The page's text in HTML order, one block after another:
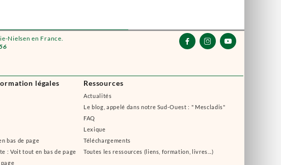
Nielsen en France.
légales
bas de page
: Voit tout en bas de page
Ressources
Actualités
Le blog, appelé dans notre Sud-Ouest : " Mescladis"
FAQ
Lexique
Téléchargements
Toutes les ressources (liens, formation, livres...)
  